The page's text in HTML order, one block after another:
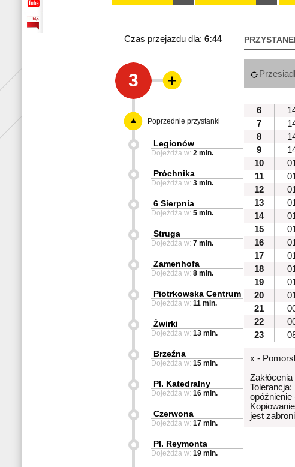
Czas przejazdu dla: 6:44
3
6
7
8
9
10
11
12
13
14
15
16
17
18
19
20
21
22
23
x -
opóźnienie
jest
Poprzednie przystanki
Legionów
Dojeżdża w: 2 min.
Próchnika
Dojeżdża w: 3 min.
6 Sierpnia
Dojeżdża w: 5 min.
Struga
Dojeżdża w: 7 min.
Zamenhofa
Dojeżdża w: 8 min.
Piotrkowska Centrum
Dojeżdża w: 11 min.
Żwirki
Dojeżdża w: 13 min.
Brzeźna
Dojeżdża w: 15 min.
Pl. Katedralny
Dojeżdża w: 16 min.
Czerwona
Dojeżdża w: 17 min.
Pl. Reymonta
Dojeżdża w: 19 min.